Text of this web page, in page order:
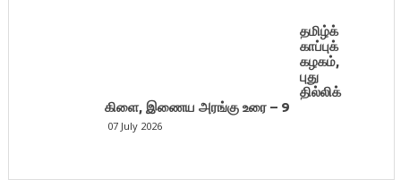
தமிழ்க்
காப்புக்
கழகம்,
புது
தில்லிக்
கிளை, இணைய அரங்கு உரை – 9
07 July 2026